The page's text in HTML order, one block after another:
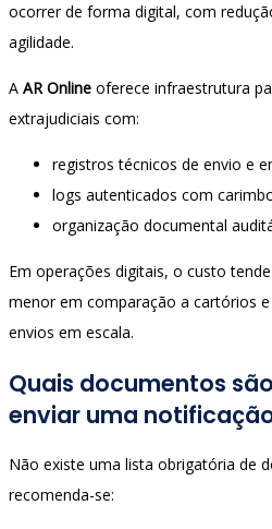
ocorrer de forma digital, com
agilidade.
A AR Online oferece infraestrutura
extrajudiciais com:
registros técnicos de envio e
logs autenticados com
organização documental
Em operações digitais, o custo
menor em comparação a cartórios
envios em escala.
Quais documentos
enviar uma
Não existe uma lista obrigatória de
recomenda-se: